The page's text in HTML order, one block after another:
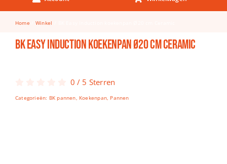
Keuken & Tafelen
Kinderfietsen
Knutselen
Spellen
Home Winkel
BK Easy Induction koekenpan Ø20 cm Ceramic
0 / 5 Sterren
Categorieën: BK pannen, Koekenpan, Pannen